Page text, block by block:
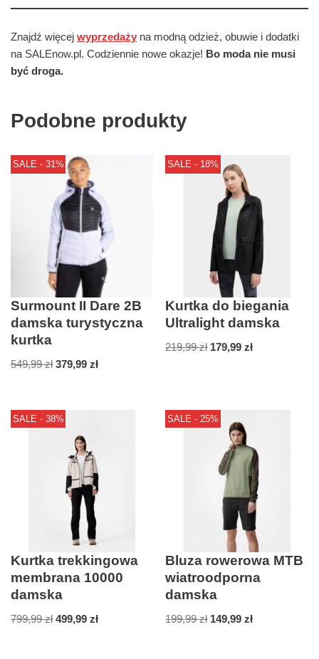
Znajdź więcej wyprzedaży na modną odzież, obuwie i dodatki
na SALEnow.pl. Codziennie nowe okazje! Bo moda nie musi
być droga.
Podobne produkty
SALE - 31%
Surmount II Dare 2B
damska turystyczna
kurtka
549,99zł 379,99 zł
SALE - 18%
Kurtka do biegania
Ultralight damska
219,99zł 179,99zł
SALE - 38%
Kurtka trekkingowa
membrana 10000
damska
799,99zł 499,99 zł
SALE - 25%
Bluza rowerowa MTB
wiatroodporna
damska
199,99zł 149,99zł